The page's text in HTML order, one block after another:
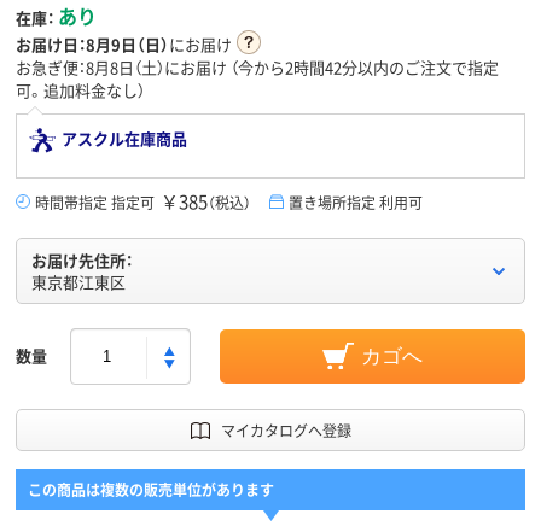
在庫： あり
お届け日：8月9日（日）にお届け
お急ぎ便：8月8日（土）にお届け （今から2時間42分以内のご注文で指定
可。追加料金なし）
アスクル在庫商品
時間帯指定 指定可 ￥385（税込） 置き場所指定 利用可
お届け先住所：
東京都江東区
数量 カゴへ
マイカタログへ登録
この商品は複数の販売単位があります